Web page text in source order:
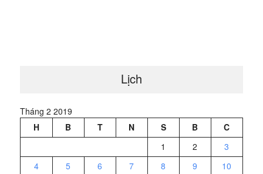
Lịch
Tháng 2 2019
H
B T N S B
C
1
2
3
4
5 6 7 8 9
10